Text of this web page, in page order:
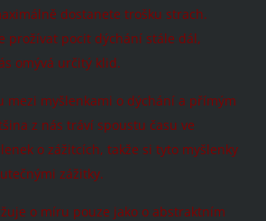
dostanete trošku strach.
prožívat pocit dýchání stále dál,
omývá určitý klid.
mezi myšlenkami o dýchání a přímým
z nás tráví spoustu času ve
o zážitcích, takže si tyto myšlenky
zážitky.
o míru pouze jako o abstraktním